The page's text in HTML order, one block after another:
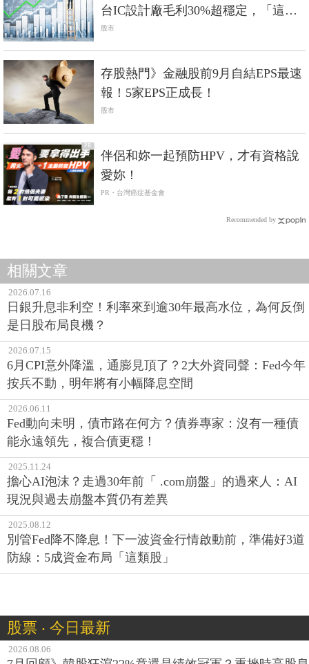
台IC設計廠毛利30%超穩定，「這檔
股」看俏
股市
存股熱門》金融股前9月自結EPS最速
報！5家EPS正成長！
股市
PR
伴侶和妳一起預防HPV，才有資格說
愛妳！
PR・台灣癌症基金會
Recommended by
相關文章
2026.07.16
日銀升息非利空！利率來到逾30年最高水位，為何反倒
是日股布局良機？
2026.07.15
6月CPI意外降溫，通膨見頂了？2大外資同聲：Fed今年
按兵不動，明年將有小幅降息空間
2026.06.11
Fed動向未明，債市路在何方？債券專家：沒有一種債
能永遠領先，複合債更穩！
2025.11.24
擔心AI泡沫？走過30年前「 .com崩盤」的過來人：AI
現況與過去崩盤本質仍有差異
2025.08.12
別管Fed降不降息！下一波資金行情啟動前，準備好3道
防線：5成資金布局「這類股」
股票 ‧ 今日最新
2026.08.06